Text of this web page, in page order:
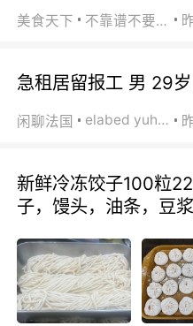
美食天下 不靠谱不要联系
急租居留报工 男 29
闲聊法国 elabed yuhua
新鲜冷冻饺子100粒
子，馒头，油条，豆